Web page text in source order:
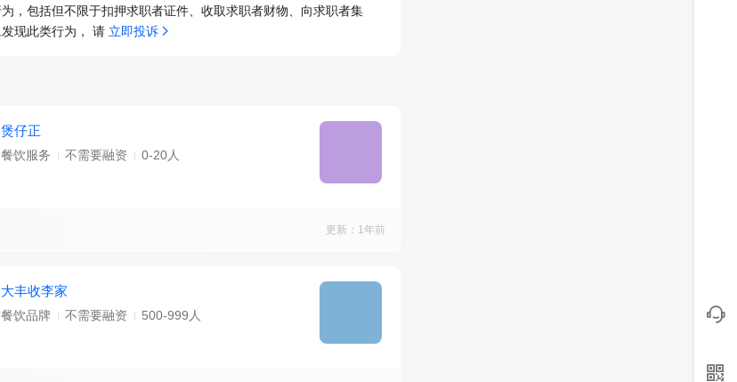
，包括但不限于扣押求职者证件、收取求职者财物、向求职者集
现此类行为， 请 立即投诉
煲仔正
餐饮服务 不需要融资 0-20人
更新：1年前
大丰收李家
餐饮品牌 不需要融资 500-999人